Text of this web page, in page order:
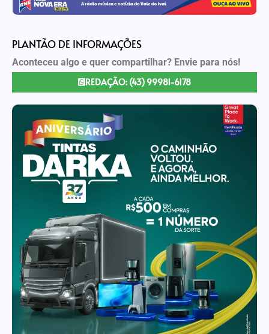
PLANTÃO DE INFORMAÇÕES
Aconteceu algo e quer compartilhar? Envie para nós!
REDAÇÃO: (43) 99981-6178